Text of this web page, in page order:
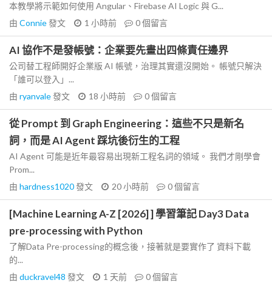
本教學將示範如何使用 Angular、Firebase AI Logic 與 G...
由 Connie發文 1 小時前 0個留言
AI 協作不是發帳號：企業要先畫出四條責任邊界
公司替工程師開好企業版 AI 帳號，治理其實還沒開始。 帳號只解決
「誰可以登入」...
由 ryanvale發文 18 小時前 0個留言
從 Prompt 到 Graph Engineering：這些不只是新名
詞，而是 AI Agent 踩坑後衍生的工程
AI Agent 可能是近年最容易出現新工程名詞的領域。 我們才剛學會
Prom...
由 hardness1020發文 20 小時前 0個留言
[Machine Learning A-Z [2026] ] 學習筆記 Day3 Data
pre-processing with Python
了解Data Pre-processing的概念後，接著就是要實作了 資料下載
的...
由 duckravel48 發文 1 天前 0個留言